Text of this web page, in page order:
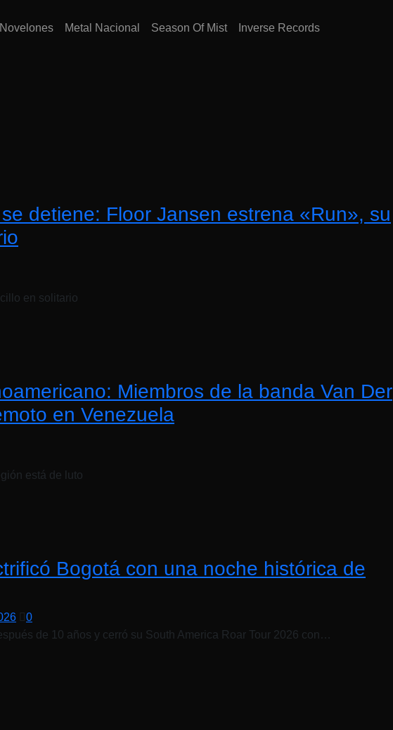
Novelones Metal Nacional Season Of Mist Inverse Records
detiene: Floor Jansen estrena «Run», su
en solitario
Miembros de la banda Van Der
en Venezuela
está de luto
Bogotá con una noche histórica de
0
de 10 años y cerró su South America Roar Tour 2026 con…